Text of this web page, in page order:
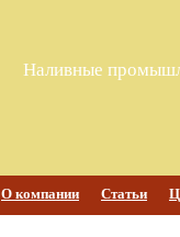
Наливные
О компании Статьи